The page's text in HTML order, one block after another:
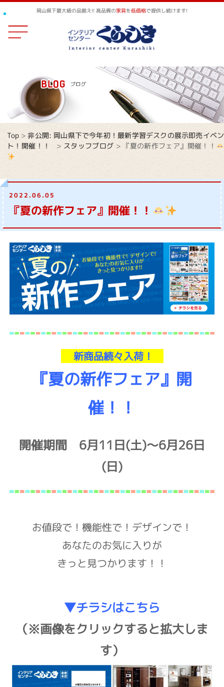
岡山県下最大級の品揃え!! 高品質の家具を低価格で提供し続けます!
Top >非公開: 岡山県下で今年初！最新学習デスクの展示即売イベン
ト！開催！！
> スタッフブログ > 『夏の新作フェア』開催！！
2022.06.05
『夏の新作フェア』開催！！
新商品続々入荷！
『夏の新作フェア』開
催！！
開催期間 6月11日(土)～6月26日
(日)
お値段で！機能性で！デザインで！
あなたのお気に入りが
きっと見つかります！！
▼チラシはこちら
（※画像をクリックすると拡大しま
す）